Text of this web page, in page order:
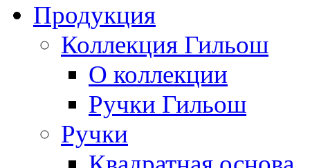
Продукция
Коллекция Гильош
О коллекции
Ручки Гильош
Ручки